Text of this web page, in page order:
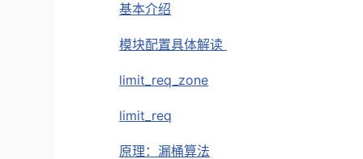
基本介绍
模块配置具体解读
limit_req_zone
limit_req
原理：漏桶算法